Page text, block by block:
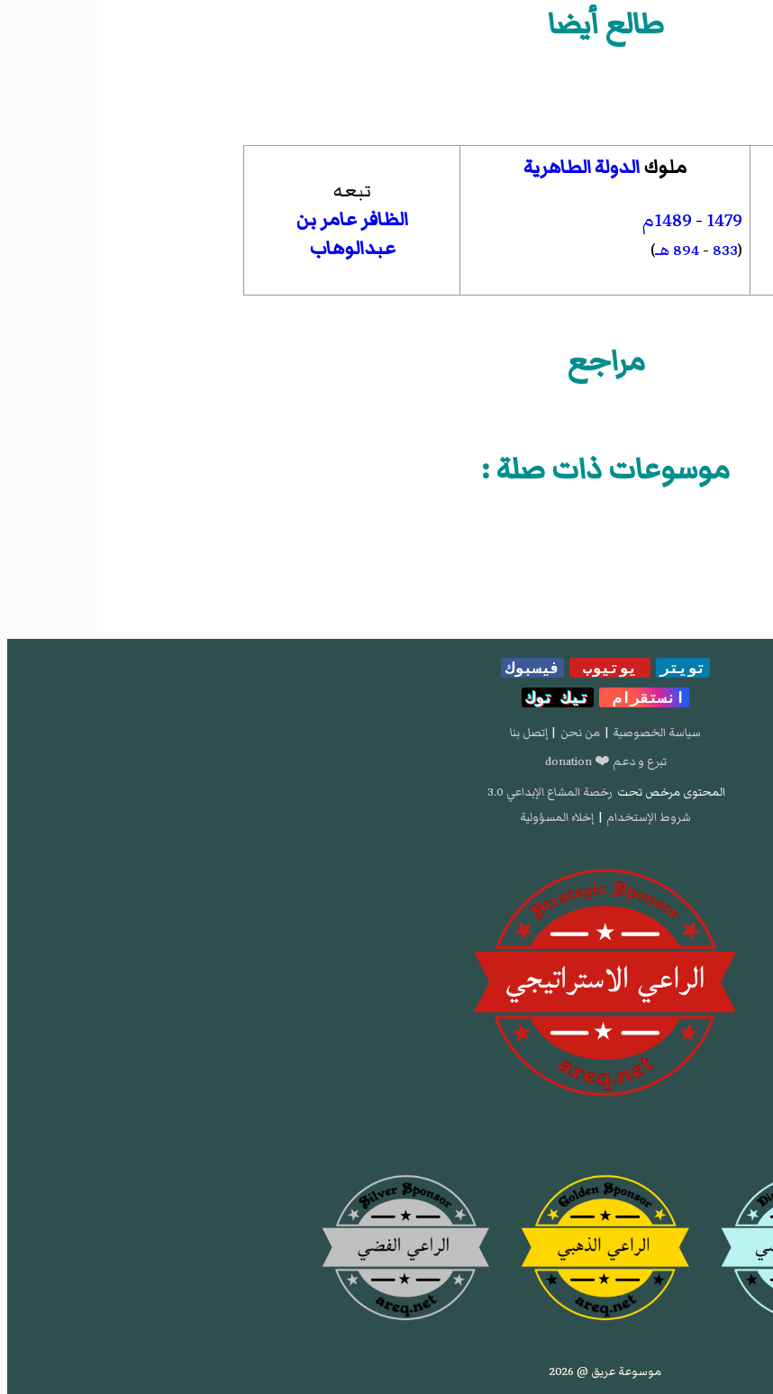
طالع أيضا
ملوكالدولة الطاهرية
1479
-1489م
(
833
-894 هـ )
تبعه
الظافر عامر بن
عبدالوهاب
مراجع
موسوعات ذات صلة :
تويتر يوتيوب
فيسبوك
انستقرام
تيك توك
سياسة الخصوصية | من نحن | إتصل بنا
تبرع و دعم ❤️ donation
المحتوى مرخص تحت رخصة المشاع الإبداعي 3.0
شروط الإستخدام | إخلاء المسؤولية
موسوعة عريق @ 2026